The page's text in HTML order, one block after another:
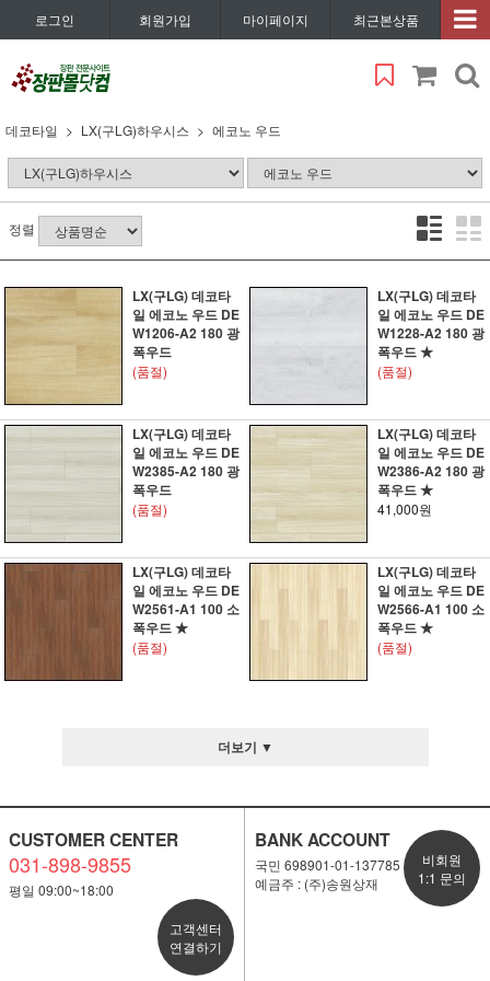
로그인 회원가입 마이페이지 최근본상품
데코타일 LX(구LG)하우시스 에코노 우드
정렬
LX(구LG) 데코타
일 에코노 우드 DE
W1206-A2 180 광
폭우드
(품절)
LX(구LG) 데코타
일 에코노 우드 DE
W1228-A2 180 광
폭우드 ★
(품절)
LX(구LG) 데코타
일 에코노 우드 DE
W2385-A2 180 광
폭우드
(품절)
LX(구LG) 데코타
일 에코노 우드 DE
W2386-A2 180 광
폭우드 ★
41,000원
LX(구LG) 데코타
일 에코노 우드 DE
W2561-A1 100 소
폭우드 ★
(품절)
LX(구LG) 데코타
일 에코노 우드 DE
W2566-A1 100 소
폭우드 ★
(품절)
더보기 ▼
CUSTOMER CENTER
031-898-9855
평일 09:00~18:00
고객센터
연결하기
BANK ACCOUNT
국민 698901-01-137785
예금주 : (주)송원상재
비회원
1:1 문의